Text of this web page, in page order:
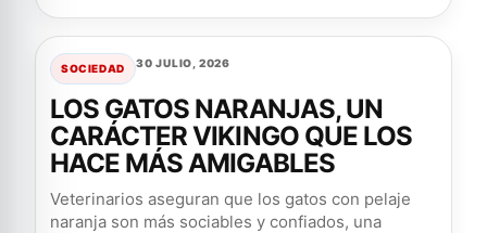
SOCIEDAD 30 JULIO, 2026
LOS GATOS NARANJAS, UN
CARÁCTER VIKINGO QUE LOS
HACE MÁS AMIGABLES
Veterinarios aseguran que los gatos con pelaje
naranja son más sociables y confiados, una